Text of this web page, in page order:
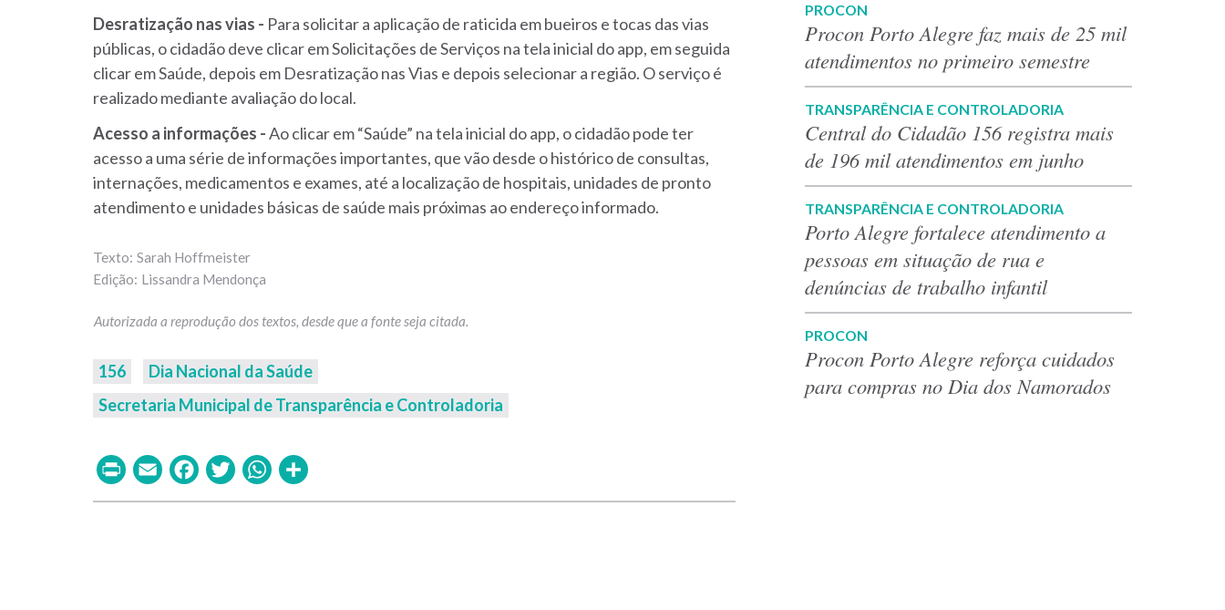
Desratização nas vias - Para solicitar a aplicação de raticida em bueiros e tocas das vias
públicas, o cidadão deve clicar em Solicitações de Serviços na tela inicial do app, em seguida
clicar em Saúde, depois em Desratização nas Vias e depois selecionar a região. O serviço é
realizado mediante avaliação do local.
Acesso a informações -Ao clicar em “Saúde” na tela inicial do app, o cidadão pode ter
acesso a uma série de informações importantes, que vão desde o histórico de consultas,
internações, medicamentos e exames, até a localização de hospitais, unidades de pronto
atendimento e unidades básicas de saúde mais próximas ao endereço informado.
Sarah Hoffmeister
Lissandra Mendonça
156
Dia Nacional da Saúde
Secretaria Municipal de Transparência e Controladoria
PrintEmailFacebook
TwitterWhatsApp
PROCON
Procon Porto Alegre faz mais de 25 mil
atendimentos no primeiro semestre
TRANSPARÊNCIA E CONTROLADORIA
Central do Cidadão 156 registra mais
de 196 mil atendimentos em junho
TRANSPARÊNCIA E CONTROLADORIA
Porto Alegre fortalece atendimento a
pessoas em situação de rua e
denúncias de trabalho infantil
PROCON
Procon Porto Alegre reforça cuidados
para compras no Dia dos Namorados